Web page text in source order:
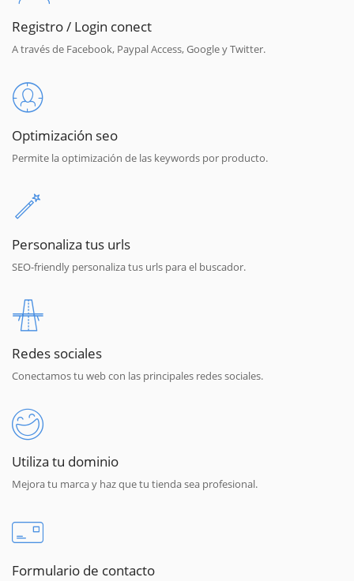
Registro / Login conect
A través de Facebook, Paypal Access, Google y Twitter.
Optimización seo
Permite la optimización de las keywords por producto.
Personaliza tus urls
SEO-friendly personaliza tus urls para el buscador.
Redes sociales
Conectamos tu web con las principales redes sociales.
Utiliza tu dominio
Mejora tu marca y haz que tu tienda sea profesional.
Formulario de contacto